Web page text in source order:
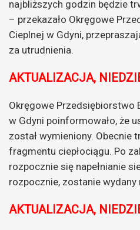
najbliższych godzin będzie
– przekazało Okręgowe
Cieplnej w Gdyni,
za utrudnienia.
AKTUALIZACJA,
Okręgowe Przedsiębiorstwo
w Gdyni poinformowało, że
został wymieniony. Obecnie
fragmentu ciepłociągu. Po
rozpocznie się napełnianie
rozpocznie, zostanie wydany
AKTUALIZACJA,